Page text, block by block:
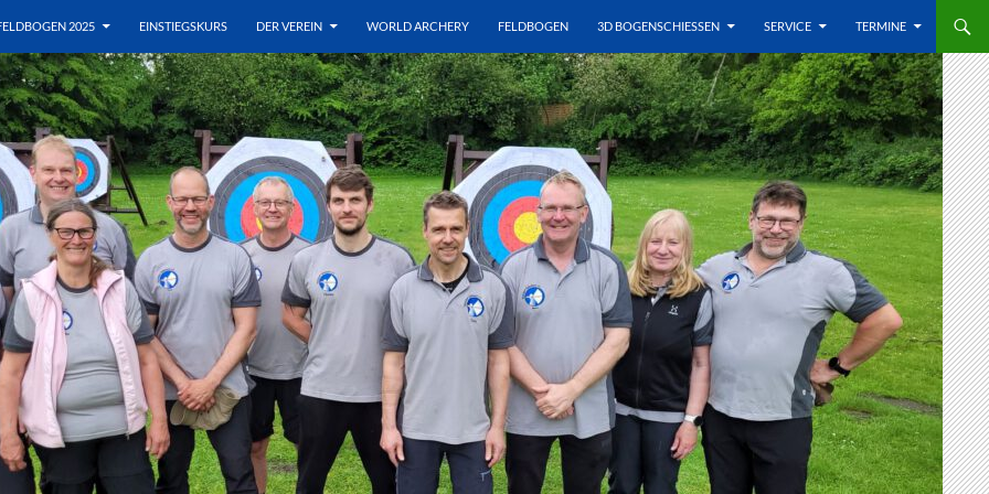
2025 EINSTIEGSKURS DER VEREIN WORLD ARCHERY FELDBOGEN 3D BOGENSCHIESSEN SERVICE TERMINE